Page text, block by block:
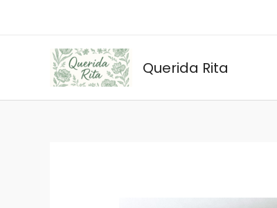
Querida Rita